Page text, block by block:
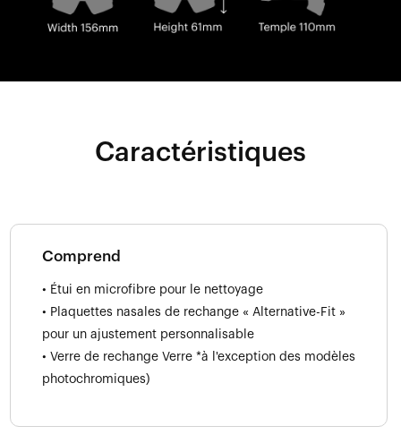
Caractéristiques
Comprend
• Étui en microfibre pour le nettoyage
• Plaquettes nasales de rechange « Alternative-Fit »
pour un ajustement personnalisable
• Verre de rechange Verre *à l'exception des modèles
photochromiques)